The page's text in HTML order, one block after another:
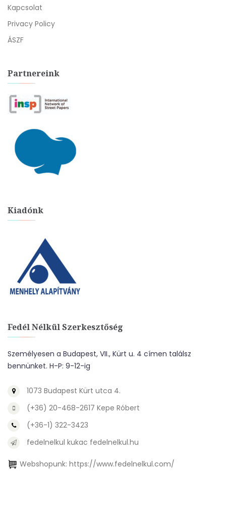
Kapcsolat
Privacy Policy
ÁSZF
Partnereink
Kiadónk
Fedél Nélkül Szerkesztőség
Személyesen a Budapest, VII., Kürt u. 4 címen találsz
bennünket. H-P: 9-12-ig
1073 Budapest Kürt utca 4.
(+36) 20-468-2617 Kepe Róbert
(+36-1) 322-3423
fedelnelkul kukac fedelnelkul.hu
Webshopunk: https://www.fedelnelkul.com/